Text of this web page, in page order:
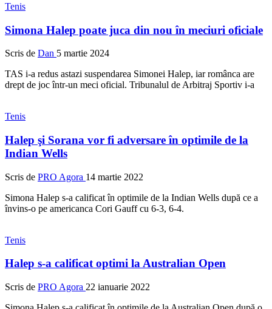
Tenis
Simona Halep poate juca din nou în meciuri oficiale
Scris de Dan 5 martie 2024
TAS i-a redus astazi suspendarea Simonei Halep, iar românca are
drept de joc într-un meci oficial. Tribunalul de Arbitraj Sportiv i-a
Tenis
Halep şi Sorana vor fi adversare în optimile de la
Indian Wells
Scris de PRO Agora 14 martie 2022
Simona Halep s-a calificat în optimile de la Indian Wells după ce a
învins-o pe americanca Cori Gauff cu 6-3, 6-4.
Tenis
Halep s-a calificat optimi la Australian Open
Scris de PRO Agora 22 ianuarie 2022